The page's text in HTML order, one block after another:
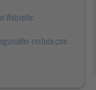
Webseite:
rostock.com